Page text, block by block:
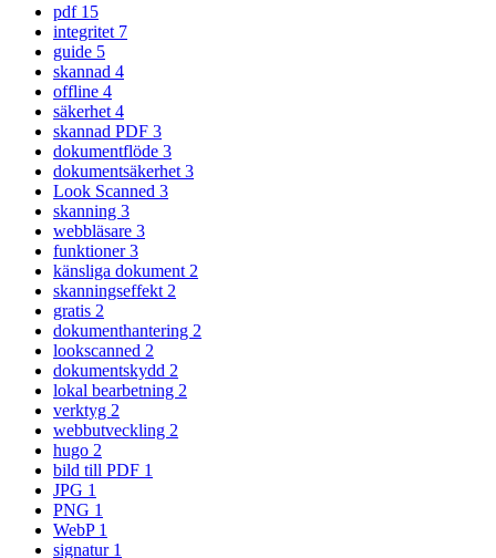
pdf 15
integritet 7
guide 5
skannad 4
offline 4
säkerhet 4
skannad PDF 3
dokumentflöde 3
dokumentsäkerhet 3
Look Scanned 3
skanning 3
webbläsare 3
funktioner3
känsliga dokument 2
skanningseffekt 2
gratis 2
dokumenthantering 2
lookscanned 2
dokumentskydd 2
lokal bearbetning 2
verktyg 2
webbutveckling 2
hugo 2
bild till PDF 1
JPG 1
PNG 1
WebP 1
signatur 1